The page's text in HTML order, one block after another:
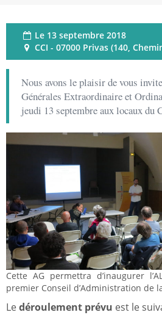
Le 13 septembre 2018
CCI - 07000 Privas (140,
Nous avons le plaisir de vous
Générales Extraordinaire et
jeudi 13 septembre aux locaux du
Cette AG permettra d’inaugurer
premier Conseil d’Administration de
Ledéroulement prévu est le